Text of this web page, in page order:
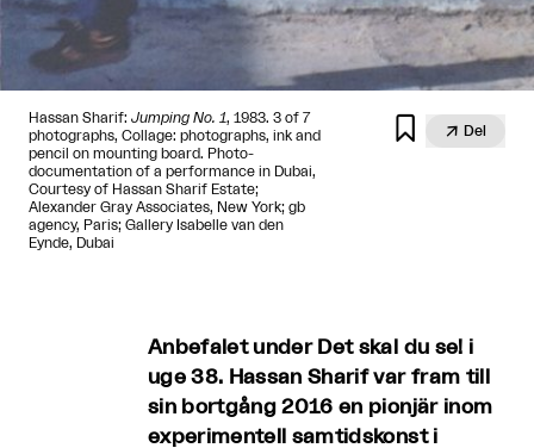
Hassan Sharif: Jumping No. 1, 1983. 3 of 7
photographs, Collage: photographs, ink and
pencil on mounting board. Photo-
documentation of a performance in Dubai,
Courtesy of Hassan Sharif Estate;
Alexander Gray Associates, New York; gb
agency, Paris; Gallery Isabelle van den
Eynde, Dubai
  Del
Anbefalet under Det skal du se! i
uge 38. Hassan Sharif var fram till
sin bortgång 2016 en pionjär inom
experimentell samtidskonst i